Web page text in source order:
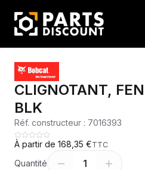
CLIGNOTANT,
BLK
Réf. constructeur : 7016393
À partir de 168,35 €TTC
Quantité 1